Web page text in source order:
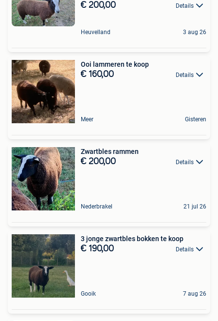
€ 200,00 Details
Heuvelland 3 aug 26
Ooi lammeren te koop
€ 160,00 Details
Meer Gisteren
Zwartbles rammen
€ 200,00 Details
Nederbrakel 21 jul 26
3 jonge zwartbles bokken te koop
€ 190,00 Details
Gooik 7 aug 26